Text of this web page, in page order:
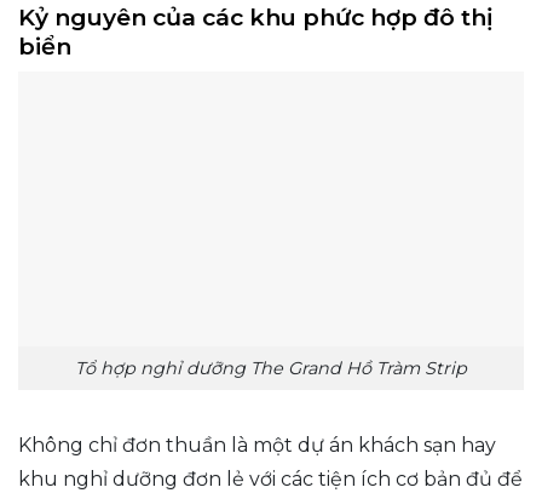
Kỷ nguyên của các khu phức hợp đô thị
biển
Tổ hợp nghỉ dưỡng The Grand Hồ Tràm Strip
Không chỉ đơn thuần là một dự án khách sạn hay
khu nghỉ dưỡng đơn lẻ với các tiện ích cơ bản đủ để